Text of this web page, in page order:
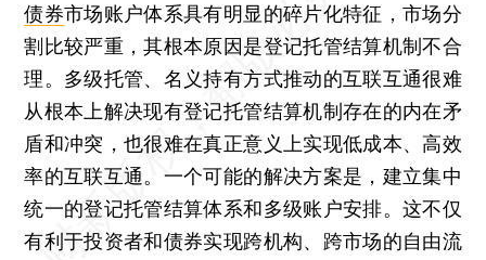
债券市场账户体系具有明显的碎片化特征，市场分
割比较严重，其根本原因是登记托管结算机制不合
理。多级托管、名义持有方式推动的互联互通很难
从根本上解决现有登记托管结算机制存在的内在矛
盾和冲突，也很难在真正意义上实现低成本、高效
率的互联互通。一个可能的解决方案是，建立集中
统一的登记托管结算体系和多级账户安排。这不仅
有利于投资者和债券实现跨机构、跨市场的自由流